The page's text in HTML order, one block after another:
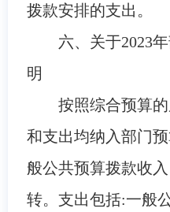
拨款安排的支出。
六、关于2023
明
按照综合预算
和支出均纳入部门
般公共预算拨款收
转。支出包括:一般